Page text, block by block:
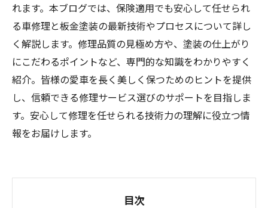
れます。本ブログでは、保険適用でも安心して任せられ
る車修理と板金塗装の最新技術やプロセスについて詳し
く解説します。修理品質の見極め方や、塗装の仕上がり
にこだわるポイントなど、専門的な知識をわかりやすく
紹介。皆様の愛車を長く美しく保つためのヒントを提供
し、信頼できる修理サービス選びのサポートを目指しま
す。安心して修理を任せられる技術力の理解に役立つ情
報をお届けします。
目次